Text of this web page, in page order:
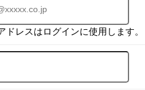
ドレスはログインに使用します。